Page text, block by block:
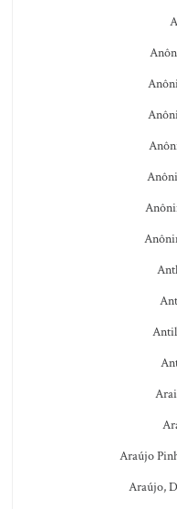
Araújo
Araújo,